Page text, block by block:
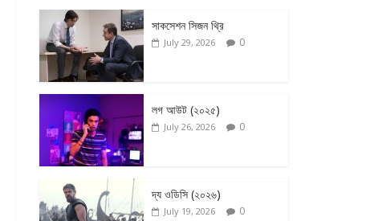
সাকসেশন সিজন থ্রি
July 29, 2026 0
লগ আউট (২০২৫)
July 26, 2026 0
দ্য ওডিসি (২০২৬)
July 19, 2026 0